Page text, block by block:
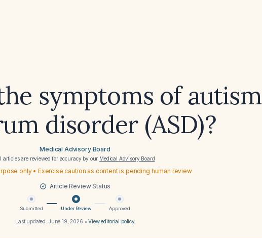
symptoms of autism
disorder (ASD)?
Medical Advisory Board
articles are reviewed for accuracy by our Medical Advisory Board
only • Exercise caution as content is pending human review
Article Review Status
Submitted Under Review Approved
Last updated: June 19, 2026 •View editorial policy